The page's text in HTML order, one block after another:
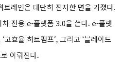
트레인은 대단히 진지한 면을 가졌다.
전용 e-플랫폼 3.0을 쓴다. e-플랫
고효율 히트펌프’, 그리고 ‘블레이드
이뤄진다.